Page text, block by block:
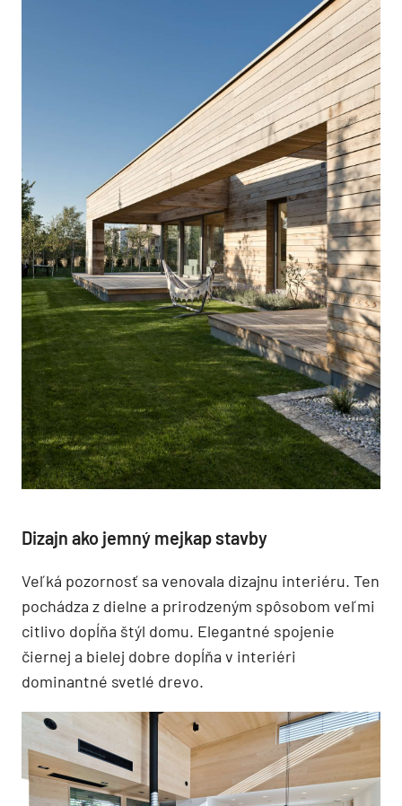
Dizajn ako jemný mejkap stavby
Veľká pozornosť sa venovala dizajnu interiéru. Ten
pochádza z dielne a prirodzeným spôsobom veľmi
citlivo dopĺňa štýl domu. Elegantné spojenie
čiernej a bielej dobre dopĺňa v interiéri
dominantné svetlé drevo.